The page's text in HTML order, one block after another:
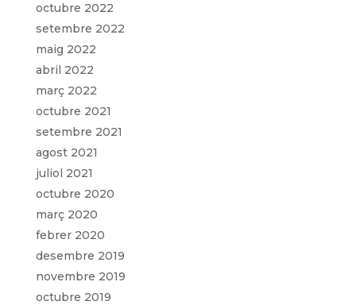
octubre 2022
setembre 2022
maig 2022
abril 2022
març 2022
octubre 2021
setembre 2021
agost 2021
juliol 2021
octubre 2020
març 2020
febrer 2020
desembre 2019
novembre 2019
octubre 2019